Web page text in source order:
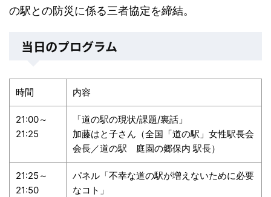
の駅との防災に係る三者協定を締結。
当日のプログラム
時間 内容
21:00～
21:25
「道の駅の現状/課題/裏話」
加藤はと子さん（全国「道の駅」女性駅長会
会長／道の駅 庭園の郷保内 駅長）
21:25～
21:50
パネル「不幸な道の駅が増えないために必要
なコト」